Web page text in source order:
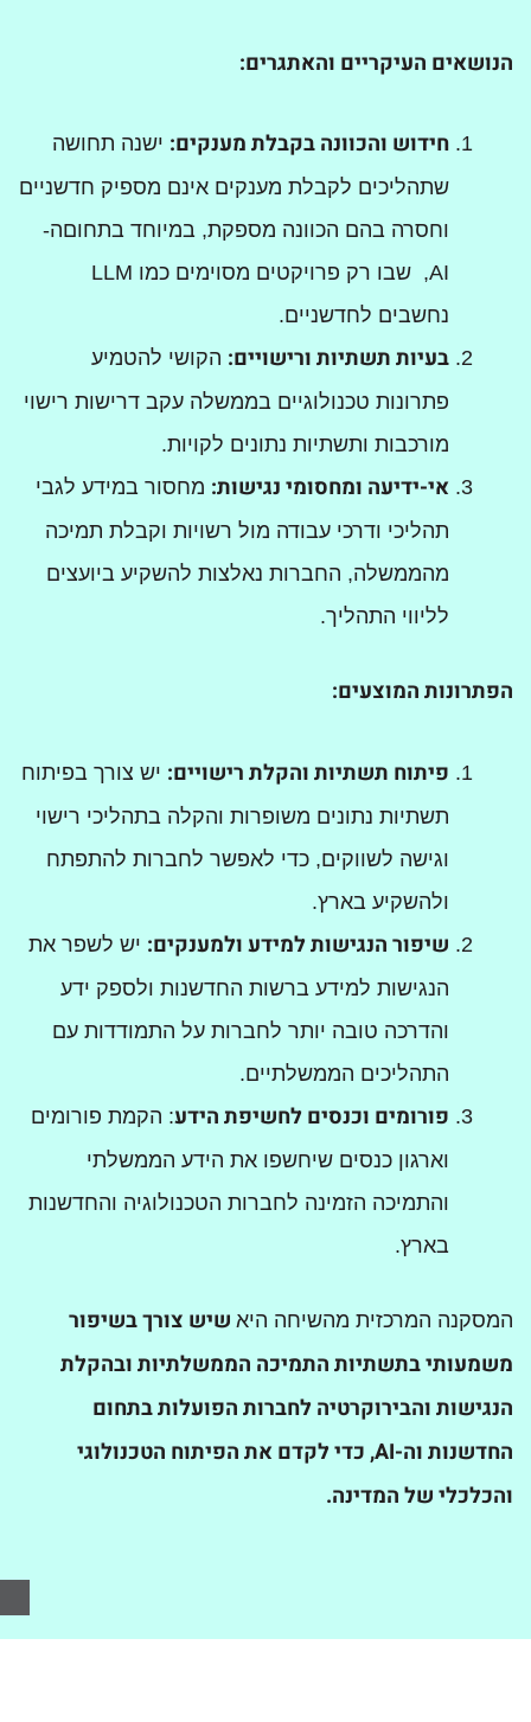
הנושאים העיקריים והאתגרים:
חידוש והכוונה בקבלת מענקים: ישנה תחושה
שתהליכים לקבלת מענקים אינם מספיק חדשניים
וחסרה בהם הכוונה מספקת, במיוחד בתחוםה-
AI, שבו רק פרויקטים מסוימים כמו LLM
נחשבים לחדשניים.
בעיות תשתיות ורישויים: הקושי להטמיע
פתרונות טכנולוגיים בממשלה עקב דרישות רישוי
מורכבות ותשתיות נתונים לקויות.
אי-ידיעה ומחסומי נגישות: מחסור במידע לגבי
תהליכי ודרכי עבודה מול רשויות וקבלת תמיכה
מהממשלה, החברות נאלצות להשקיע ביועצים
לליווי התהליך.
הפתרונות המוצעים:
פיתוח תשתיות והקלת רישויים: יש צורך בפיתוח
תשתיות נתונים משופרות והקלה בתהליכי רישוי
וגישה לשווקים, כדי לאפשר לחברות להתפתח
ולהשקיע בארץ.
שיפור הנגישות למידע ולמענקים: יש לשפר את
הנגישות למידע ברשות החדשנות ולספק ידע
והדרכה טובה יותר לחברות על התמודדות עם
התהליכים הממשלתיים.
פורומים וכנסים לחשיפת הידע: הקמת פורומים
וארגון כנסים שיחשפו את הידע הממשלתי
והתמיכה הזמינה לחברות הטכנולוגיה והחדשנות
בארץ.
המסקנה המרכזית מהשיחה היא שיש צורך בשיפור
משמעותי בתשתיות התמיכה הממשלתיות ובהקלת
הנגישות והבירוקרטיה לחברות הפועלות בתחום
החדשנות וה-AI, כדילקדם את הפיתוח הטכנולוגי
והכלכלי של המדינה.